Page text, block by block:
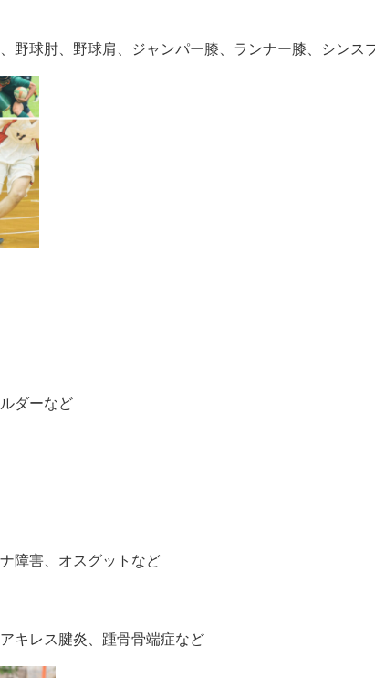
野球肘、野球肩、ジャンパー膝、ランナー膝、シンス
ダーなど
障害、オスグットなど
キレス腱炎、 踵骨骨端症など